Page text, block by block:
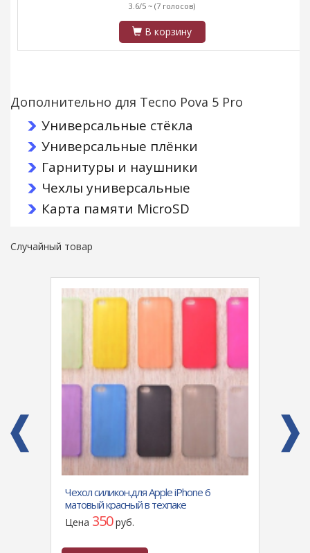
3.6/5 ~ (7 голосов)
В корзину
Дополнительно для Tecno Pova 5 Pro
Универсальные стёкла
Универсальные плёнки
Гарнитуры и наушники
Чехлы универсальные
Карта памяти MicroSD
Случайный товар
Чехол силикон.для Аpple iPhone 6
матовый красный в техпаке
Цена 350руб.